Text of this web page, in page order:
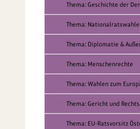
Thema: Geschichte der
Thema:
Thema: Diplomatie &
Thema: Menschenrechte
Thema: Wahlen zum
Thema: Gericht und
Thema: EU-Ratsvorsitz